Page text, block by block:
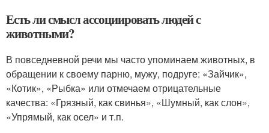
Есть ли смысл ассоциировать людей с
животными?
В повседневной речи мы часто упоминаем животных, в
обращении к своему парню, мужу, подруге: «Зайчик»,
«Котик», «Рыбка» или отмечаем отрицательные
качества: «Грязный, как свинья», «Шумный, как слон»,
«Упрямый, как осел» и т.п.